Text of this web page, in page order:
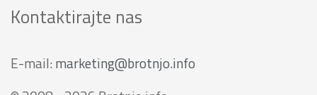
Kontaktirajte nas
E-mail: marketing@brotnjo.info